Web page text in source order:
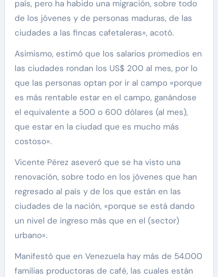
país, pero ha habido una migración, sobre todo
de los jóvenes y de personas maduras, de las
ciudades a las fincas cafetaleras», acotó.
Asimismo, estimó que los salarios promedios en
las ciudades rondan los US$ 200 al mes, por lo
que las personas optan por ir al campo «porque
es más rentable estar en el campo, ganándose
el equivalente a 500 o 600 dólares (al mes),
que estar en la ciudad que es mucho más
costoso».
Vicente Pérez aseveró que se ha visto una
renovación, sobre todo en los jóvenes que han
regresado al país y de los que están en las
ciudades de la nación, «porque se está dando
un nivel de ingreso más que en el (sector)
urbano».
Manifestó que en Venezuela hay más de 54.000
familias productoras de café, las cuales están